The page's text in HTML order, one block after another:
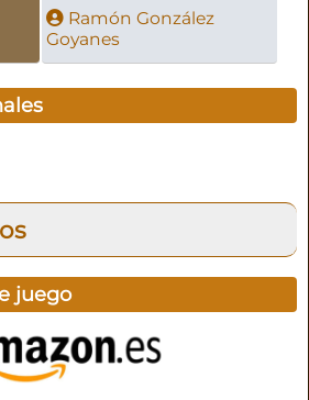
Ramón González
Goyanes
juego